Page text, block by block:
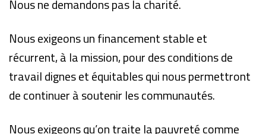
Nous ne demandons pas la charité.
Nous exigeons un financement stable et
récurrent, à la mission, pour des conditions de
travail dignes et équitables qui nous permettront
de continuer à soutenir les communautés.
Nous exigeons qu’on traite la pauvreté comme